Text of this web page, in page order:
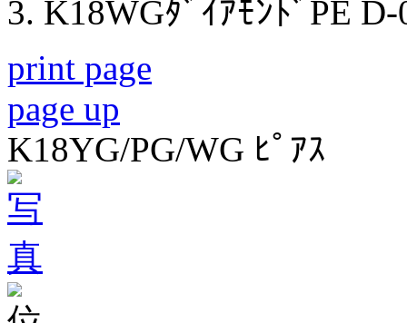
K18WGﾀﾞｲｱﾓﾝﾄﾞPE D-
print page
page up
K18YG/PG/WG ﾋﾟｱｽ